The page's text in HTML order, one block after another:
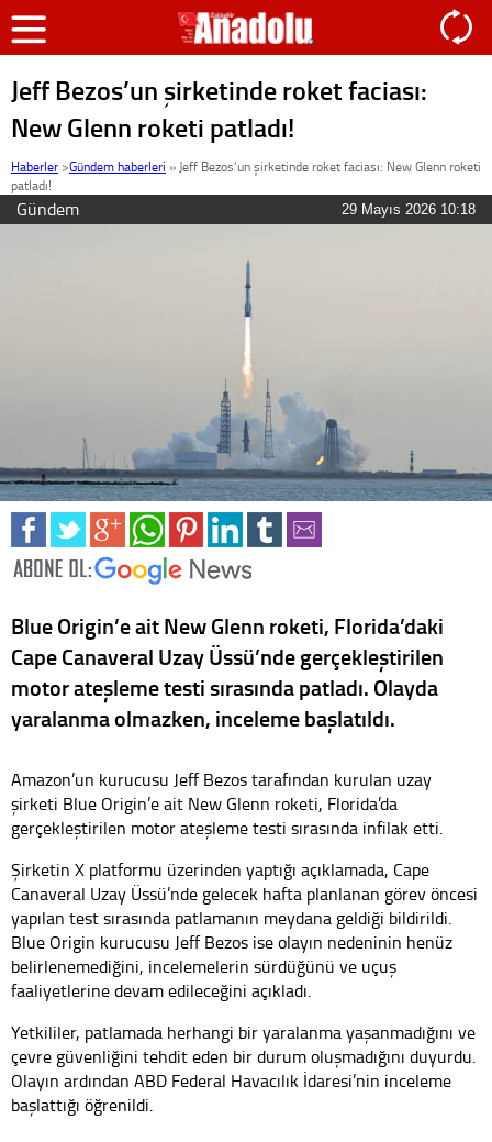
Jeff Bezos’un şirketinde roket faciası:
New Glenn roketi patladı!
Haberler >Gündem haberleri » Jeff Bezos’un şirketinde roket faciası: New Glenn roketi
patladı!
Gündem 29 Mayıs 2026 10:18
Blue Origin’e ait New Glenn roketi, Florida’daki
Cape Canaveral Uzay Üssü’nde gerçekleştirilen
motor ateşleme testi sırasında patladı. Olayda
yaralanma olmazken, inceleme başlatıldı.
Amazon’un kurucusu Jeff Bezos tarafından kurulan uzay
şirketi Blue Origin’e ait New Glenn roketi, Florida’da
gerçekleştirilen motor ateşleme testi sırasında infilak etti.
Şirketin X platformu üzerinden yaptığı açıklamada, Cape
Canaveral Uzay Üssü’nde gelecek hafta planlanan görev öncesi
yapılan test sırasında patlamanın meydana geldiği bildirildi.
Blue Origin kurucusu Jeff Bezos ise olayın nedeninin henüz
belirlenemediğini, incelemelerin sürdüğünü ve uçuş
faaliyetlerine devam edileceğini açıkladı.
Yetkililer, patlamada herhangi bir yaralanma yaşanmadığını ve
çevre güvenliğini tehdit eden bir durum oluşmadığını duyurdu.
Olayın ardından ABD Federal Havacılık İdaresi’nin inceleme
başlattığı öğrenildi.